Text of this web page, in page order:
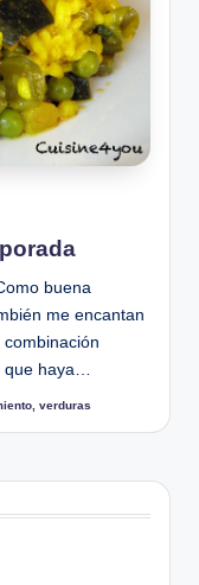
buena
me encantan
que haya…
verduras